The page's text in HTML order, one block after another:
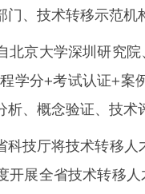
门、技术转移示范机
京大学深圳研究院
学分+考试认证+案
析、概念验证、技术
厅将技术转移人
开展全省技术转移